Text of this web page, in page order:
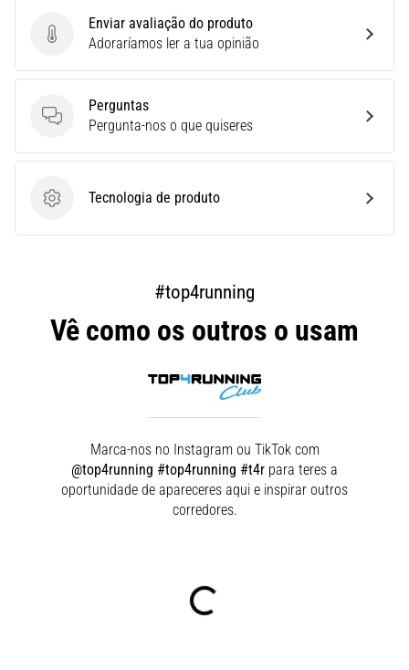
de
muito
que…
todos
Enviar avaliação do produto
Enviar avaliação do produto
Adoraríamos ler a tua opinião
Perguntas
Perguntas
Pergunta-nos o que quiseres
Tecnologia de produto
Tecnologia de produto
#top4running
Vê como os outros o usam
Marca-nos no Instagram ou TikTok com
@top4running #top4running #t4r para teres a
oportunidade de apareceres aqui e inspirar outros
corredores.